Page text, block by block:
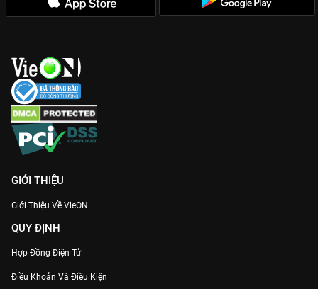
GIỚI THIỆU
Giới Thiệu Về VieON
QUY ĐỊNH
Hợp Đồng Điện Tử
Điều Khoản Và Điều Kiện